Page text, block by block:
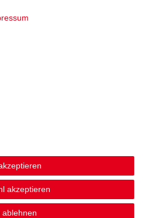
Alle Rechte vorbehalten.
akzeptieren
ablehnen